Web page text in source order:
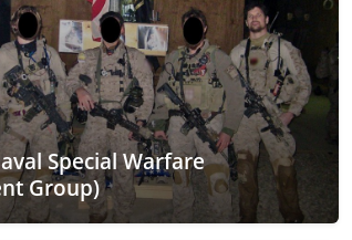
Special Warfare
Group)